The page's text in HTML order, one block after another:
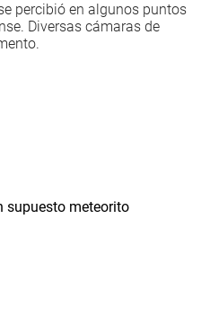
percibió en algunos puntos
Diversas cámaras de